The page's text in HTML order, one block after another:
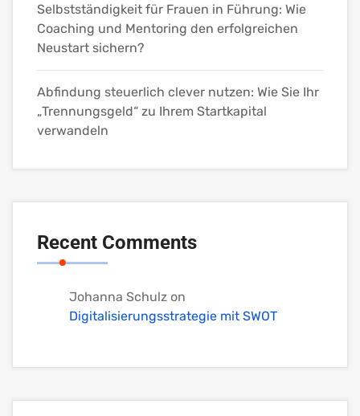
Selbstständigkeit für Frauen in Führung: Wie
Coaching und Mentoring den erfolgreichen
Neustart sichern?
Abfindung steuerlich clever nutzen: Wie Sie Ihr
„Trennungsgeld“ zu Ihrem Startkapital
verwandeln
Recent Comments
Johanna Schulz on
Digitalisierungsstrategie mit SWOT